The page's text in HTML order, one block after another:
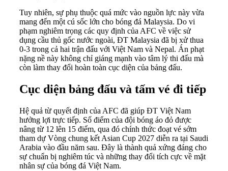
Tuy nhiên, sự phụ thuộc quá mức vào nguồn lực này vừa
mang đến một cú sốc lớn cho bóng đá Malaysia. Do vi
phạm nghiêm trọng các quy định của AFC về việc sử
dụng cầu thủ gốc nước ngoài, ĐT Malaysia đã bị xử thua
0-3 trong cả hai trận đấu với Việt Nam và Nepal. Án phạt
nặng nề này không chỉ giáng mạnh vào tâm lý thi đấu mà
còn làm thay đổi hoàn toàn cục diện của bảng đấu.
Cục diện bảng đấu và tấm vé đi tiếp
Hệ quả từ quyết định của AFC đã giúp ĐT Việt Nam
hưởng lợi trực tiếp. Số điểm của đội bóng áo đỏ được
nâng từ 12 lên 15 điểm, qua đó chính thức đoạt vé sớm
tham dự Vòng chung kết Asian Cup 2027 diễn ra tại Saudi
Arabia vào đầu năm sau. Đây là thành quả xứng đáng cho
sự chuẩn bị nghiêm túc và những thay đổi tích cực về mặt
nhân sự của bóng đá Việt Nam.